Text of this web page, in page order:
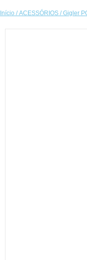
Início /ACESSÓRIOS / Gigler